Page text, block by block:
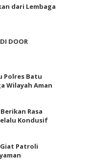
dari Lembaga
DOOR
Polres Batu
Wilayah Aman
Rasa
Kondusif
Patroli